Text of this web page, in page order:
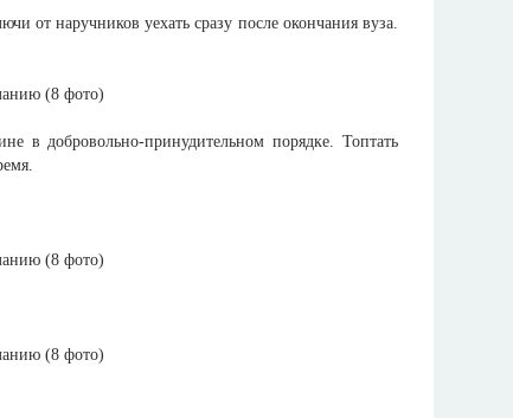
от наручников уехать сразу после окончания вуза.
в добровольно-принудительном порядке. Топтать